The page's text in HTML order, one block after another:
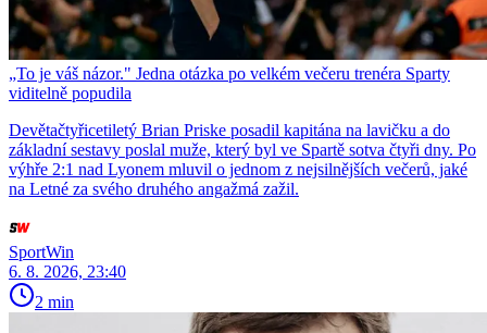
„To je váš názor." Jedna otázka po velkém večeru trenéra Sparty
viditelně popudila
Devětačtyřicetiletý Brian Priske posadil kapitána na lavičku a do
základní sestavy poslal muže, který byl ve Spartě sotva čtyři dny. Po
výhře 2:1 nad Lyonem mluvil o jednom z nejsilnějších večerů, jaké
na Letné za svého druhého angažmá zažil.
SportWin
6. 8. 2026, 23:40
2 min